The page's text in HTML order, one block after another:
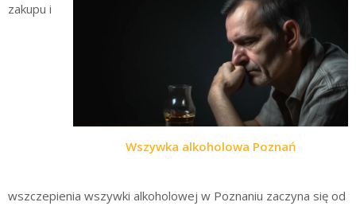
Wszywka alkoholowa Poznań
zakupu i
wszczepienia wszywki alkoholowej w Poznaniu zaczyna się od